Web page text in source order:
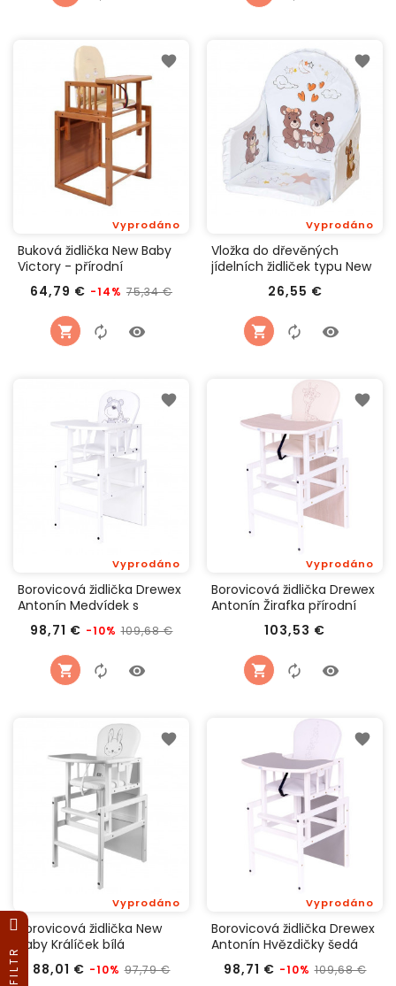
Buková židlička New Baby
Victory - přírodní
64,79 € Běžná
-14% 75,34 €
Vyprodáno
Cena
Vložka do dřevěných
jídelních židliček typu New
Baby Victory bílá medvídci
26,55 €
Vyprodáno
Cena
Borovicová židlička Drewex
Antonín Medvídek s
hvězdičkou bílá
98,71 € Běžná
-10% 109,68 €
Vyprodáno
Cena
Borovicová židlička Drewex
Antonín Žirafka přírodní
103,53 €
Vyprodáno
Borovicová židlička New
Baby Králíček bílá
88,01 € Běžná
-10% 97,79 €
Vyprodáno
Cena
Borovicová židlička Drewex
Antonín Hvězdičky šedá
98,71 € Běžná
-10% 109,68 €
Vyprodáno
FILTR